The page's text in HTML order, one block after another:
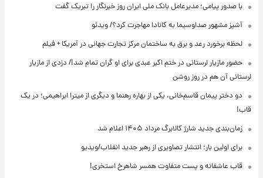
با صدور پیامی؛ مدیرعامل بانک ملی ایران روز خبرنگار را تبریک گفت
آشپز مشهور صداوسیما به کانادا مهاجرت کرد؟/ ویدئو
لحظه برخورد رعد و برق به ساختمان مرکز تجارت جهانی در آمریکا + فیلم
حضور مازیار لرستانی در ختم اکبر عبدی برای او گران تمام شد!/ دزدی از مازیار
لرستانی آن هم در روز روشن
دو دختر پیمان قاسم‌خانی، یکی از بهاره رهنما و دیگری از میترا ابراهیمی؛ در یک
قاب!
زمان‌بندی جدید شارژ کالابرگ مرداد ۱۴۰۵ اعلام شد
برای اولین بار؛ انتشار تصاویری از رهبر جدید انقلاب/ویدیو
قاب عاشقانه و پست متفاوت همسر شاهرخ استخری!